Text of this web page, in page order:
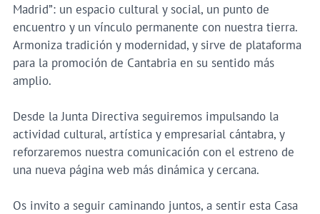
Madrid”: un espacio cultural y social, un punto de
encuentro y un vínculo permanente con nuestra tierra.
Armoniza tradición y modernidad, y sirve de plataforma
para la promoción de Cantabria en su sentido más
amplio.
Desde la Junta Directiva seguiremos impulsando la
actividad cultural, artística y empresarial cántabra, y
reforzaremos nuestra comunicación con el estreno de
una nueva página web más dinámica y cercana.
Os invito a seguir caminando juntos, a sentir esta Casa